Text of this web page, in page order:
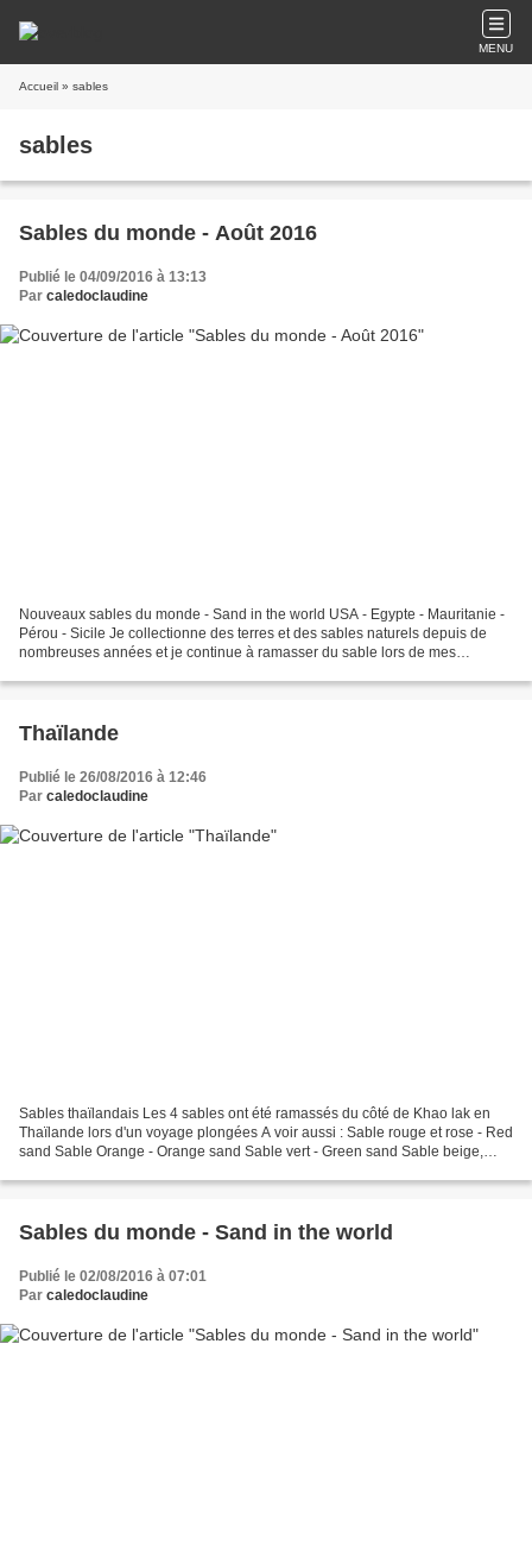
MENU
Accueil » sables
sables
Sables du monde - Août 2016
Publié le 04/09/2016 à 13:13
Par caledoclaudine
Nouveaux sables du monde - Sand in the world USA - Egypte - Mauritanie -
Pérou - Sicile Je collectionne des terres et des sables naturels depuis de
nombreuses années et je continue à ramasser du sable lors de mes
Thaïlande
Publié le 26/08/2016 à 12:46
Par caledoclaudine
Sables thaïlandais Les 4 sables ont été ramassés du côté de Khao lak en
Thaïlande lors d'un voyage plongées A voir aussi : Sable rouge et rose - Red
sand Sable Orange - Orange sand Sable vert - Green sand Sable beige,
Sables du monde - Sand in the world
Publié le 02/08/2016 à 07:01
Par caledoclaudine